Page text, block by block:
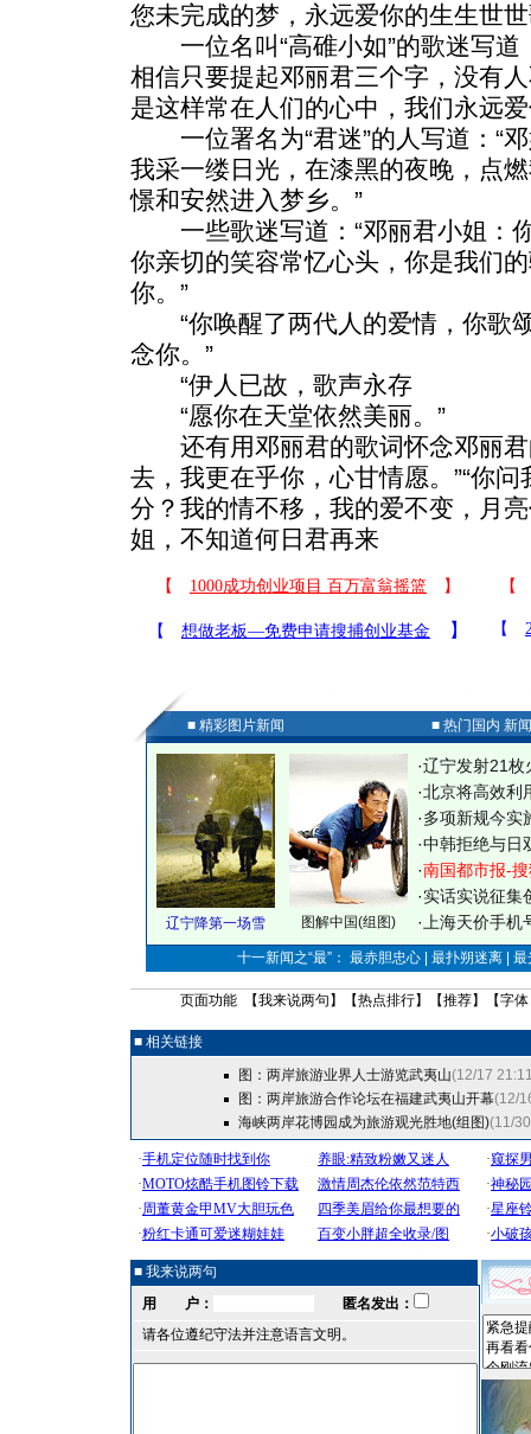
您未完成的梦，永远爱你的生生世世
一位名叫“高碓小如”的歌迷写道
相信只要提起邓丽君三个字，没有
是这样常在人们的心中，我们永远爱
一位署名为“君迷”的人写道：“
我采一缕日光，在漆黑的夜晚，点
憬和安然进入梦乡。”
一些歌迷写道：“邓丽君小姐：
你亲切的笑容常忆心头，你是我们
你。”
“你唤醒了两代人的爱情，你歌
念你。”
“伊人已故，歌声永存
“愿你在天堂依然美丽。”
还有用邓丽君的歌词怀念邓丽君
去，我更在乎你，心甘情愿。”“你
分？我的情不移，我的爱不变，月
姐，不知道何日君再来
■ 精彩图片新闻 ■ 热门国内 新
辽宁降第一场雪 图解中国(组图)
·辽宁发射21枚
·北京将高效利
·多项新规今实
·中韩拒绝与日
·南国都市报-
·实话实说征集
· 上海天价手
十一新闻之“最”： 最赤胆忠心 | 最扑朔迷离 |
页面功能 【我来说两句 】【热点排行】【推荐】【字体
■ 相关链接
图：两岸旅游业界人士游览武夷山(12/17
图：两岸旅游合作论坛在福建武夷山开幕(12/
海峡两岸花博园成为旅游观光胜地(组图)(11/
■ 我来说两句
用 户：
匿名发出：
请各位遵纪守法并注意语言文明。